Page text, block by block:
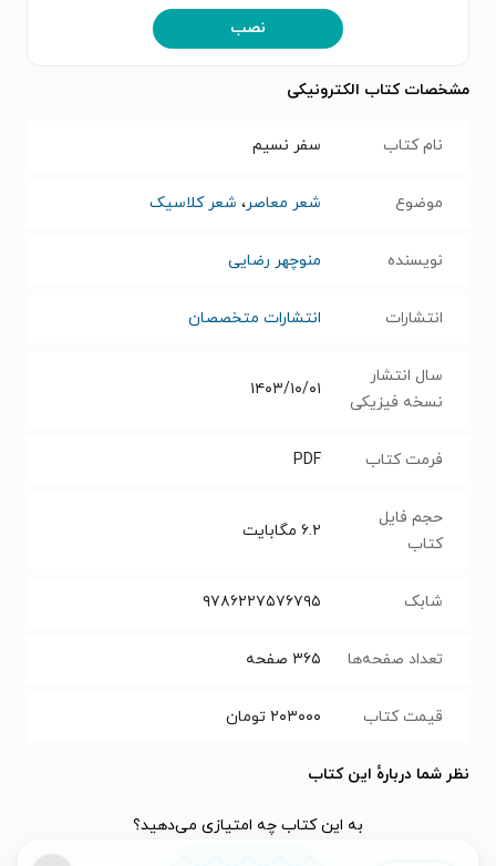
نصب
مشخصات کتاب الکترونیکی
نام کتاب سفر نسیم
موضوع شعر معاصر، شعر کلاسیک
نویسنده منوچهر رضایی
انتشارات انتشارات متخصصان
سال انتشار
نسخه فیزیکی
۱۴۰۳/۱۰/۰۱
فرمت کتاب PDF
حجم فایل
کتاب
۶.۲ مگابایت
شابک ۹۷۸۶۲۲۷۵۷۶۷۹۵
تعداد صفحه‌ها ۳۶۵ صفحه
قیمت کتاب ۲۰۳۰۰۰ تومان
نظر شما دربارهٔ این کتاب
به این کتاب چه امتیازی می‌دهید؟